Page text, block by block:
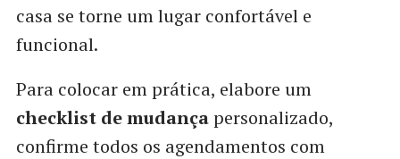
casa se torne um lugar confortável e
funcional.
Para colocar em prática, elabore um
checklist de mudançapersonalizado,
confirme todos os agendamentos com